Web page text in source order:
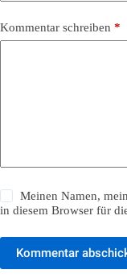
Kommentar schreiben *
Meinen Namen,
in diesem Browser für
Kommentar